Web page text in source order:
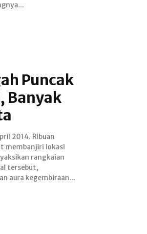
Puncak
Banyak
aura kegembiraan...